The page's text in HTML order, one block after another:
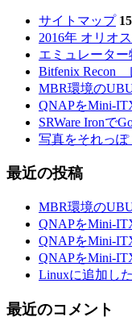
サイトマップ
2016年 オリオ
エミュレータ
Bitfenix Recon
MBR環境の
QNAPをMini-
SRWare Ironで
写真をそれっ
最近の投稿
MBR環境の
QNAPをMini-
QNAPをMini-
QNAPをMini-
Linuxに追加し
最近のコメント